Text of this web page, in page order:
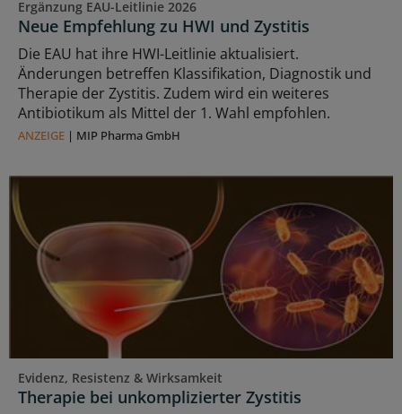
Ergänzung EAU-Leitlinie 2026
Neue Empfehlung zu HWI und Zystitis
Die EAU hat ihre HWI-Leitlinie aktualisiert.
Änderungen betreffen Klassifikation, Diagnostik und
Therapie der Zystitis. Zudem wird ein weiteres
Antibiotikum als Mittel der 1. Wahl empfohlen.
ANZEIGE | MIP Pharma GmbH
Evidenz, Resistenz & Wirksamkeit
Therapie bei unkomplizierter Zystitis